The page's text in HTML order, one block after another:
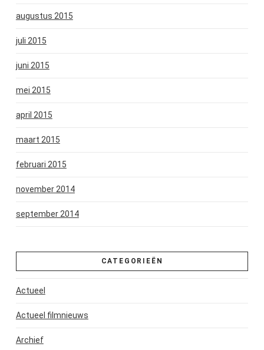
augustus 2015
juli 2015
juni 2015
mei 2015
april 2015
maart 2015
februari 2015
november 2014
september 2014
CATEGORIEËN
Actueel
Actueel filmnieuws
Archief